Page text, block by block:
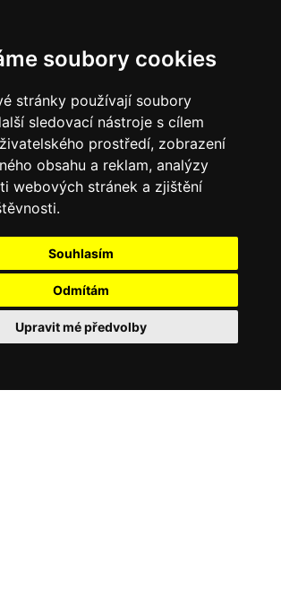
soubory cookies
stránky používají soubory
sledovací nástroje s cílem
prostředí, zobrazení
obsahu a reklam, analýzy
webových stránek a zjištění
Souhlasím
Odmítám
Upravit mé předvolby